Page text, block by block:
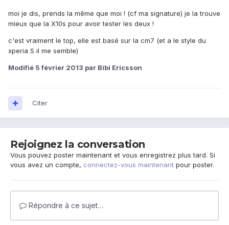
moi je dis, prends la même que moi ! (cf ma signature) je la trouve
mieux que la X10s pour avoir tester les deux !
c'est vraiment le top, elle est basé sur la cm7 (et a le style du
xperia S il me semble)
Modifié 5 février 2013 par Bibi Ericsson
Citer
Rejoignez la conversation
Vous pouvez poster maintenant et vous enregistrez plus tard. Si
vous avez un compte, connectez-vous maintenant pour poster.
Répondre à ce sujet…